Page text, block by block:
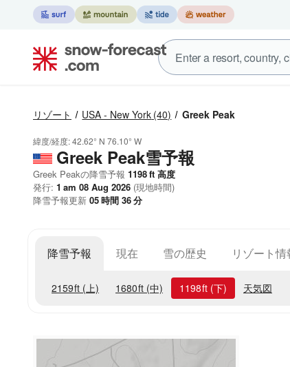
リゾート USA - New York (40) Greek Peak
緯度/経度:42.62° N 76.10° W
Greek Peak雪予報
Greek Peakの降雪予報 1198ft 高度
発行: 1 am 08 Aug 2026 (現地時間)
降雪予報更新 05時間 36分
降雪予報 現在 雪の歴史 リゾート情
2159ft (上) 1680ft (中) 1198ft (下) 天気図